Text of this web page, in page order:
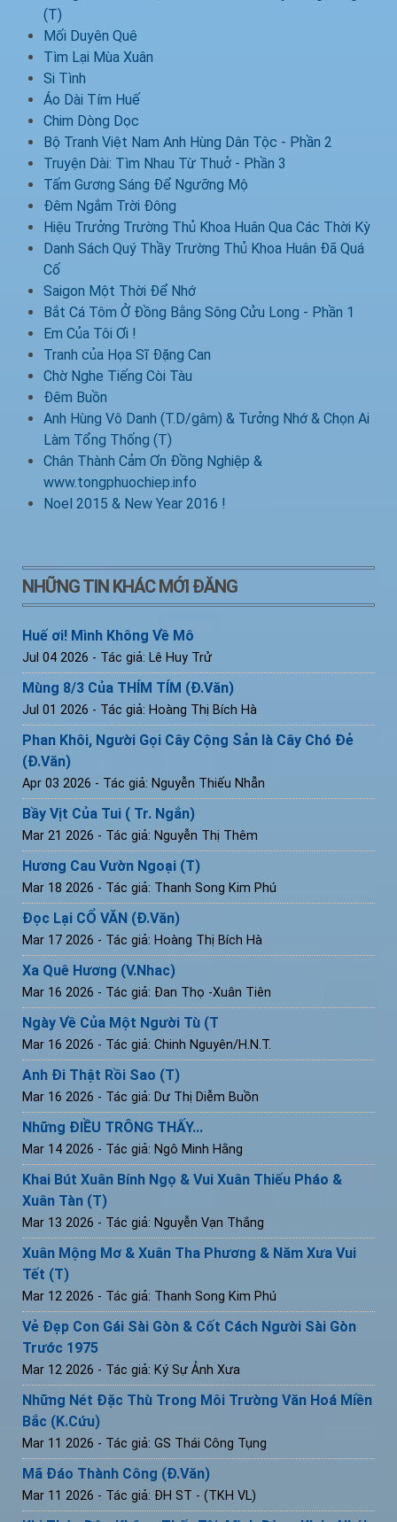
(T)
Mối Duyên Quê
Tìm Lại Mùa Xuân
Si Tình
Áo Dài Tím Huế
Chim Dòng Dọc
Bộ Tranh Việt Nam Anh Hùng Dân Tộc - Phần 2
Truyện Dài: Tìm Nhau Từ Thuở - Phần 3
Tấm Gương Sáng Để Ngưỡng Mộ
Đêm Ngắm Trời Đông
Hiệu Trưởng Trường Thủ Khoa Huân Qua Các Thời Kỳ
Danh Sách Quý Thầy Trường Thủ Khoa Huân Đã Quá
Cố
Saigon Một Thời Để Nhớ
Bắt Cá Tôm Ở Đồng Bằng Sông Cửu Long - Phần 1
Em Của Tôi Ơi !
Tranh của Họa Sĩ Đặng Can
Chờ Nghe Tiếng Còi Tàu
Đêm Buồn
Anh Hùng Vô Danh (T.D/gâm) & Tưởng Nhớ & Chọn Ai
Làm Tổng Thống (T)
Chân Thành Cảm Ơn Đồng Nghiệp &
www.tongphuochiep.info
Noel 2015 & New Year 2016 !
NHỮNG TIN KHÁC MỚI ĐĂNG
Huế ơi! Mình Không Về Mô
Jul 04 2026 - Tác giả: Lê Huy Trử
Mùng 8/3 Của THÍM TÍM (Đ.Văn)
Jul 01 2026 - Tác giả: Hoàng Thị Bích Hà
Phan Khôi, Người Gọi Cây Cộng Sản là Cây Chó Đẻ
(Đ.Văn)
Apr 03 2026 - Tác giả: Nguyễn Thiếu Nhẫn
Bầy Vịt Của Tui ( Tr. Ngắn)
Mar 21 2026 - Tác giả: Nguyễn Thị Thêm
Hương Cau Vườn Ngoại (T)
Mar 18 2026 - Tác giả: Thanh Song Kim Phú
Đọc Lại CỔ VĂN (Đ.Văn)
Mar 17 2026 - Tác giả: Hoàng Thị Bích Hà
Xa Quê Hương (V.Nhac)
Mar 16 2026 - Tác giả: Đan Thọ -Xuân Tiên
Ngày Về Của Một Người Tù (T
Mar 16 2026 - Tác giả: Chinh Nguyên/H.N.T.
Anh Đi Thật Rồi Sao (T)
Mar 16 2026 - Tác giả: Dư Thị Diễm Buồn
Những ĐIỀU TRÔNG THẤY...
Mar 14 2026 - Tác giả: Ngô Minh Hằng
Khai Bút Xuân Bính Ngọ & Vui Xuân Thiếu Pháo &
Xuân Tàn (T)
Mar 13 2026 - Tác giả: Nguyễn Vạn Thắng
Xuân Mộng Mơ & Xuân Tha Phương & Năm Xưa Vui
Tết (T)
Mar 12 2026 - Tác giả: Thanh Song Kim Phú
Vẻ Đẹp Con Gái Sài Gòn & Cốt Cách Người Sài Gòn
Trước 1975
Mar 12 2026 - Tác giả: Ký Sự Ảnh Xưa
Những Nét Đặc Thù Trong Môi Trường Văn Hoá Miền
Bắc (K.Cứu)
Mar 11 2026 - Tác giả: GS Thái Công Tụng
Mã Đáo Thành Công (Đ.Văn)
Mar 11 2026 - Tác giả: ĐH ST - (TKH VL)